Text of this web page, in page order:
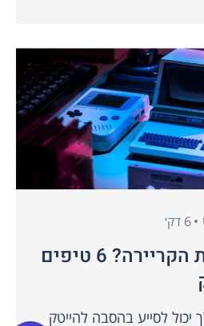
6 דק׳
רוצה לשנות את הקריירה? 6 טיפים
לסייע בהסבה להייטק